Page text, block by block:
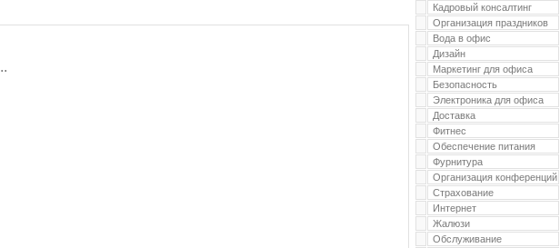
..
Кадровый консалтинг
Организация праздников
Вода в офис
Дизайн
Маркетинг для офиса
Безопасность
Электроника для офиса
Доставка
Фитнес
Обеспечение питания
Фурнитура
Организация конференций
Страхование
Интернет
Жалюзи
Обслуживание